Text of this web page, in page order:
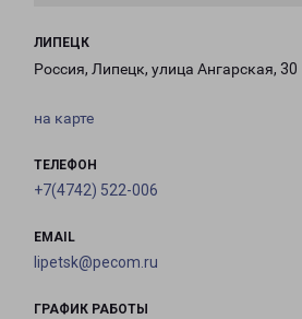
ЛИПЕЦК
Россия, Липецк, улица Ангарская, 30
на карте
ТЕЛЕФОН
+7(4742) 522-006
EMAIL
lipetsk@pecom.ru
ГРАФИК РАБОТЫ